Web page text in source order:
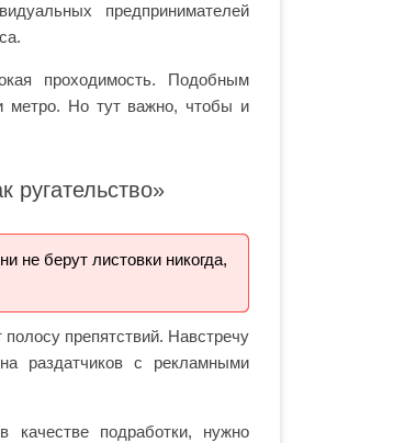
предпринимателей
проходимость. Подобным
метро. Но тут важно, чтобы и
ругательство»
не берут листовки никогда,
препятствий. Навстречу
раздатчиков с рекламными
качестве подработки, нужно